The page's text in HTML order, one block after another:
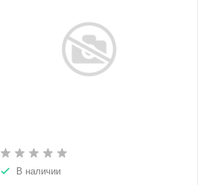
В наличии